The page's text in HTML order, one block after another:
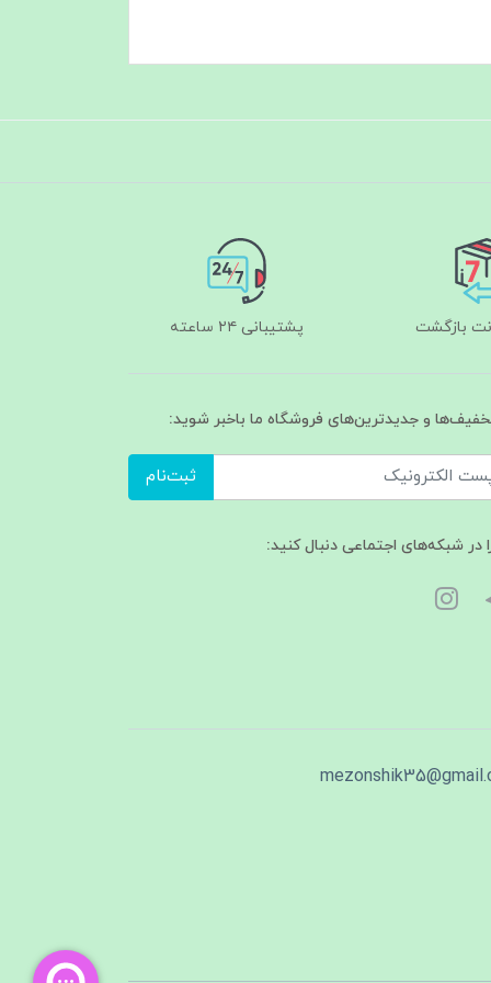
پشتیبانی ۲۴ ساعته
و جدیدترین‌های فروشگاه ما باخبر شوید:
ثبت‌نام
در شبکه‌های اجتماعی دنبال کنید: